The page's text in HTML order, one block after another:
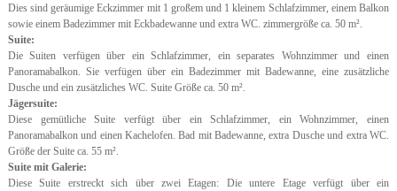
Dies sind geräumige Eckzimmer mit 1 großem und 1 kleinem Schlafzimmer, einem Balkon
sowie einem Badezimmer mit Eckbadewanne und extra WC. zimmergröße ca. 50 m².
Suite:
Die Suiten verfügen über ein Schlafzimmer, ein separates Wohnzimmer und einen
Panoramabalkon. Sie verfügen über ein Badezimmer mit Badewanne, eine zusätzliche
Dusche und ein zusätzliches WC. Suite Größe ca. 50 m².
Jägersuite:
Diese gemütliche Suite verfügt über ein Schlafzimmer, ein Wohnzimmer, einen
Panoramabalkon und einen Kachelofen. Bad mit Badewanne, extra Dusche und extra WC.
Größe der Suite ca. 55 m².
Suite mit Galerie:
Diese Suite erstreckt sich über zwei Etagen: Die untere Etage verfügt über ein